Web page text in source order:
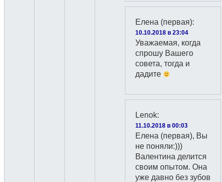
Елена (первая):
10.10.2018 в 23:04
Уважаемая, когда
спрошу Вашего
совета, тогда и
дадите
Lenok:
11.10.2018 в 00:03
Елена (первая), Вы
не поняли:)))
Валентина делится
своим опытом. Она
уже давно без зубов